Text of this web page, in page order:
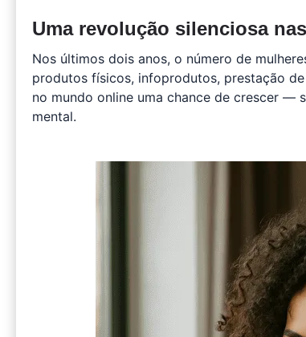
Uma revolução silenciosa
Nos últimos dois anos, o número de
produtos físicos, infoprodutos, prestação
no mundo online uma chance de crescer —
mental.